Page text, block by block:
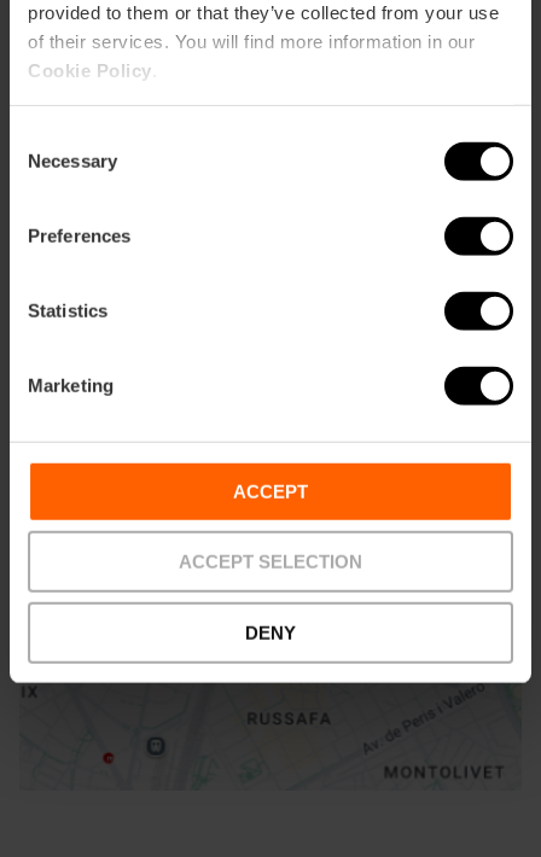
provided to them or that they’ve collected from your use
of their services. You will find more information in our
Cookie Policy
Selection
Necessary
Preferences
Statistics
Marketing
ACCEPT
ACCEPT SELECTION
DENY
Bus
11, 60,62,73
Voir la carte
Directions